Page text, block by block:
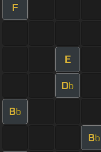
F
E
Db
Bb
Bb